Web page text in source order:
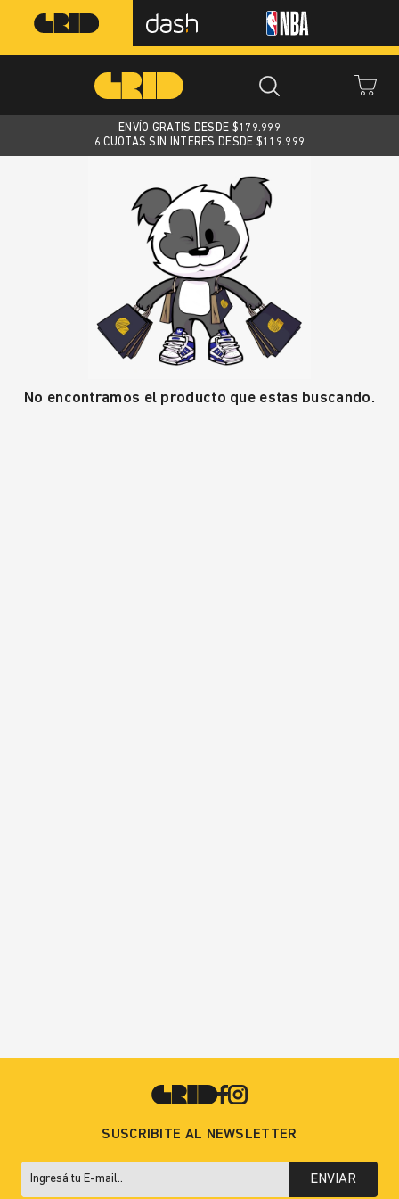
ENVÍO GRATIS DESDE $179.999
6 CUOTAS SIN INTERES DESDE $119.999
No encontramos el producto que estas buscando.
SUSCRIBITE AL NEWSLETTER
ENVIAR